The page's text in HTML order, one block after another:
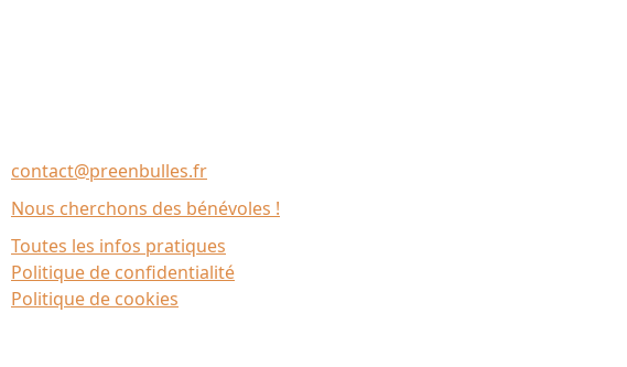
contact@preenbulles.fr
Nous cherchons des bénévoles !
Toutes les infos pratiques
Politique de confidentialité
Politique de cookies